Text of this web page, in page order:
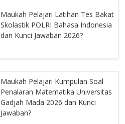
Maukah Pelajari Latihan Tes Bakat
Skolastik POLRI Bahasa Indonesia
dan Kunci Jawaban 2026?
Maukah Pelajari Kumpulan Soal
Penalaran Matematika Universitas
Gadjah Mada 2026 dan Kunci
Jawaban?